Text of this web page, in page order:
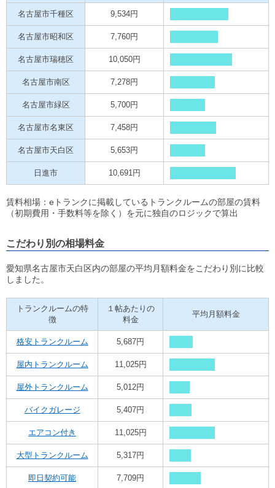
名古屋市千種区 9,534円
名古屋市昭和区 7,760円
名古屋市瑞穂区 10,050円
名古屋市南区 7,278円
名古屋市緑区 5,700円
名古屋市名東区 7,458円
名古屋市天白区 5,653円
日進市 10,691円
賃料相場：eトランクに掲載しているトランクルームの部屋の賃料
（初期費用・手数料等を除く）を元に独自のロジックで算出
こだわり別の相場料金
愛知県名古屋市天白区内の部屋の平均月額料金をこだわり別に比較
しました。
トランクルームの特
徴
１帖あたりの
料金
平均月額料金
格安トランクルーム 5,687円
屋内トランクルーム 11,025円
屋外トランクルーム 5,012円
バイクガレージ 5,407円
エアコン付き 11,025円
大型トランクルーム 5,317円
即日契約可能 7,709円